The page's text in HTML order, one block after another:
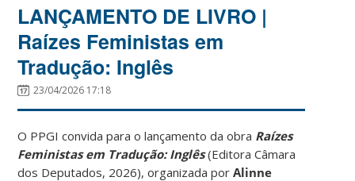
LANÇAMENTO DE LIVRO |
Raízes Feministas em
Tradução: Inglês
23/04/2026 17:18
O PPGI convida para o lançamento da obra Raízes
Feministas em Tradução: Inglês(Editora Câmara
dos Deputados, 2026), organizada porAlinne